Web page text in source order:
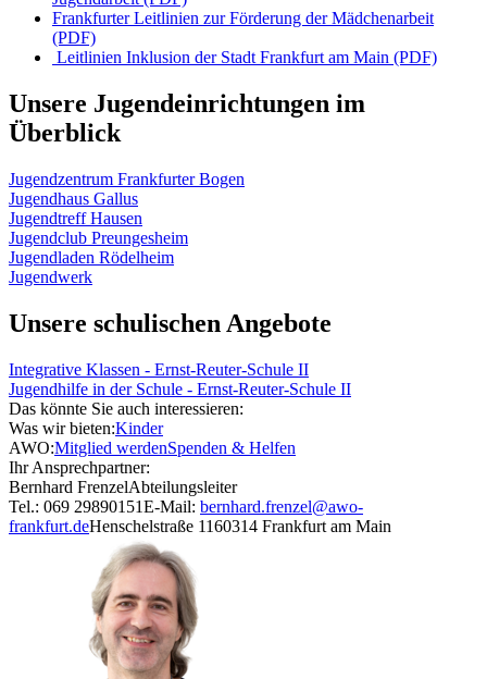
Frankfurter Leitlinien zur Förderung der Mädchenarbeit
(PDF)
Leitlinien Inklusion der Stadt Frankfurt am Main (PDF)
Unsere Jugendeinrichtungen im
Überblick
Jugendzentrum Frankfurter Bogen
Jugendhaus Gallus
Jugendtreff Hausen
Jugendclub Preungesheim
Jugendladen Rödelheim
Jugendwerk
Unsere schulischen Angebote
Integrative Klassen - Ernst-Reuter-Schule II
Jugendhilfe in der Schule - Ernst-Reuter-Schule II
Das könnte Sie auch interessieren:
Was wir bieten:Kinder
AWO:Mitglied werdenSpenden & Helfen
Ihr Ansprechpartner:
Bernhard FrenzelAbteilungsleiter
Tel.: 069 29890151E-Mail: bernhard.frenzel@awo-
frankfurt.deHenschelstraße 1160314 Frankfurt am Main